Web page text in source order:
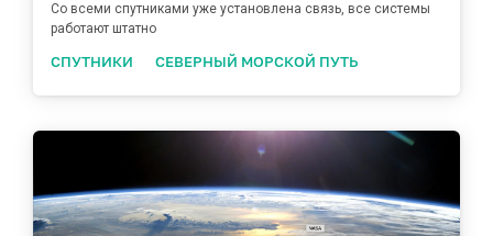
Со всеми спутниками уже установлена связь, все системы
работают штатно
СПУТНИКИ СЕВЕРНЫЙ МОРСКОЙ ПУТЬ